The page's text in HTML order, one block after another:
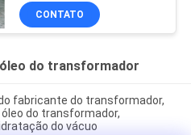
CONTATO
do transformador
fabricante do transformador,
do transformador,
do vácuo